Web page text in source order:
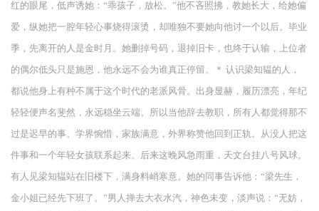
红的眼尾，低声诱她：“乖孩子，放松。”他不吝照拂，教她长大，给她偏
爱，纵她把一腔年轻心事烧得滚烫，却唯独不要她向他讨一个以后。毕业
季，先离开的人是金时月。她删掉号码，退掉旧卡，也终于认输，上位者
的偶尔低头只是施恩，他永远不会为谁真正停留。＊ 认识梁知韫的人，
都说他身上有种不属于这个时代的老派风骨。出身显赫，履历漂亮，年纪
轻轻便声名斐然，永远稳坐云端。所以当他辞去教职，所有人都觉得那不
过是迟早的事。学界惋惜，家族满意，外界称赞他回到正轨。从没人把这
件事和一个年轻女孩联系起来。后来这晚风急雨重，天文台挂八号风球。
有人见梁知韫站在旧楼下，满身料峭寒意。她的同事告诉他：“梁先生，
金小姐已经先下班了。”男人掸去大衣水汽，神色未变，淡声说：“无妨，